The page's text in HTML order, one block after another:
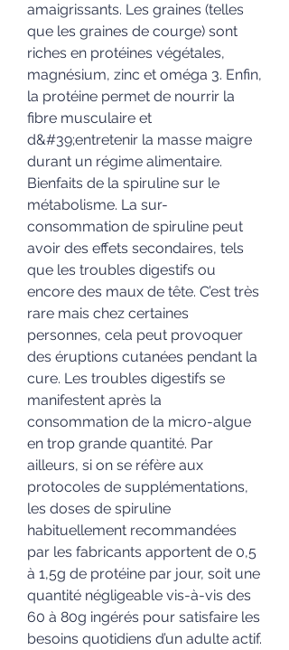
amaigrissants. Les graines (telles
que les graines de courge) sont
riches en protéines végétales,
magnésium, zinc et oméga 3. Enfin,
la protéine permet de nourrir la
fibre musculaire et
d&#39;entretenir la masse maigre
durant un régime alimentaire.
Bienfaits de la spiruline sur le
métabolisme. La sur-
consommation de spiruline peut
avoir des effets secondaires, tels
que les troubles digestifs ou
encore des maux de tête. C’est très
rare mais chez certaines
personnes, cela peut provoquer
des éruptions cutanées pendant la
cure. Les troubles digestifs se
manifestent après la
consommation de la micro-algue
en trop grande quantité. Par
ailleurs, si on se réfère aux
protocoles de supplémentations,
les doses de spiruline
habituellement recommandées
par les fabricants apportent de 0,5
à 1,5g de protéine par jour, soit une
quantité négligeable vis-à-vis des
60 à 80g ingérés pour satisfaire les
besoins quotidiens d’un adulte actif.